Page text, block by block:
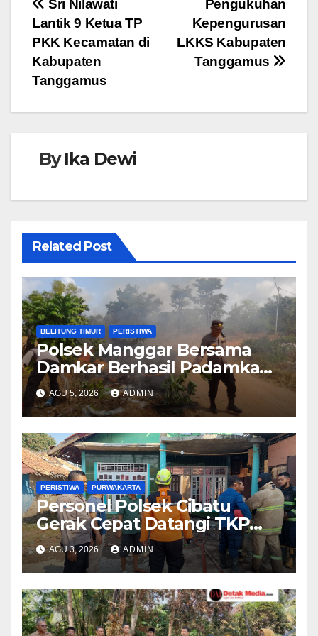
b
o
o
k
A
p
g
Navigasi
pos
Pengukuhan
Kepengurusan
LKKS Kabupaten
Tanggamus
Sri Nilawati
Lantik 9 Ketua TP
PKK Kecamatan di
Kabupaten
Tanggamus
ByIka Dewi
Related Post
BELITUNG TIMUR PERISTIWA
Polsek Manggar Bersama
Damkar Berhasil Padamkan
Kebakaran Lahan di Desa
Sukamandi
AGU 5, 2026 ADMIN
PERISTIWA PURWAKARTA
Personel Polsek Cibatu
Gerak Cepat Datangi TKP
Kebakaran Rumah, Pastikan
Penanganan Berjalan
Optimal
AGU 3, 2026 ADMIN